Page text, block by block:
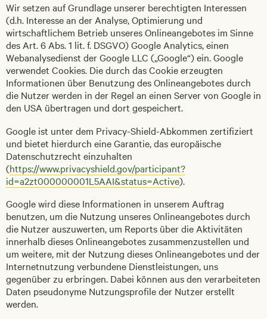
Wir setzen auf Grundlage unserer berechtigten Interessen
(d.h. Interesse an der Analyse, Optimierung und
wirtschaftlichem Betrieb unseres Onlineangebotes im Sinne
des Art. 6 Abs. 1 lit. f. DSGVO) Google Analytics, einen
Webanalysedienst der Google LLC („Google“) ein. Google
verwendet Cookies. Die durch das Cookie erzeugten
Informationen über Benutzung des Onlineangebotes durch
die Nutzer werden in der Regel an einen Server von Google in
den USA übertragen und dort gespeichert.
Google ist unter dem Privacy-Shield-Abkommen zertifiziert
und bietet hierdurch eine Garantie, das europäische
Datenschutzrecht einzuhalten
(https://www.privacyshield.gov/participant?
id=a2zt000000001L5AAI&status=Active).
Google wird diese Informationen in unserem Auftrag
benutzen, um die Nutzung unseres Onlineangebotes durch
die Nutzer auszuwerten, um Reports über die Aktivitäten
innerhalb dieses Onlineangebotes zusammenzustellen und
um weitere, mit der Nutzung dieses Onlineangebotes und der
Internetnutzung verbundene Dienstleistungen, uns
gegenüber zu erbringen. Dabei können aus den verarbeiteten
Daten pseudonyme Nutzungsprofile der Nutzer erstellt
werden.